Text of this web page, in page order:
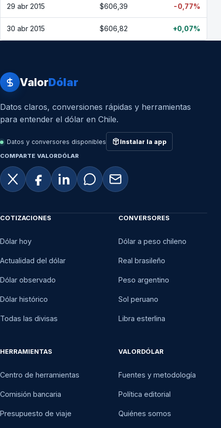
29 abr 2015 $606,39 -0,77%
30 abr 2015 $606,82 +0,07%
ValorDólar
Datos claros, conversiones rápidas y herramientas
para entender el dólar en Chile.
Datos y conversores disponibles Instalar la app
COMPARTE VALORDÓLAR
COTIZACIONES
Dólar hoy
Actualidad del dólar
Dólar observado
Dólar histórico
Todas las divisas
CONVERSORES
Dólar a peso chileno
Real brasileño
Peso argentino
Sol peruano
Libra esterlina
HERRAMIENTAS
Centro de herramientas
Comisión bancaria
Presupuesto de viaje
VALORDÓLAR
Fuentes y metodología
Política editorial
Quiénes somos